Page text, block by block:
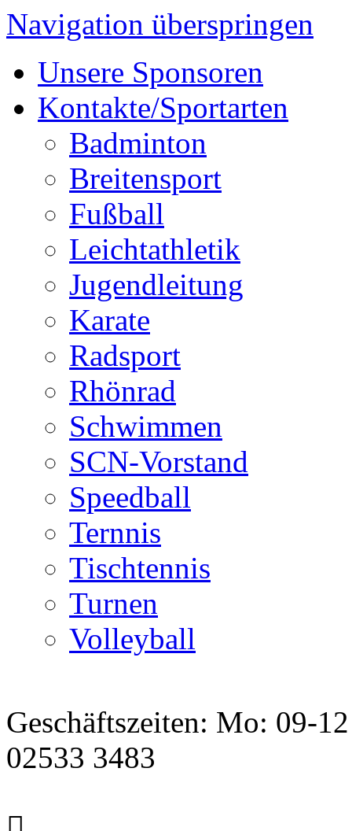
Navigation überspringen
Unsere Sponsoren
Kontakte/Sportarten
Badminton
Breitensport
Fußball
Leichtathletik
Jugendleitung
Karate
Radsport
Rhönrad
Schwimmen
SCN-Vorstand
Speedball
Ternnis
Tischtennis
Turnen
Volleyball
Geschäftszeiten: Mo: 09-
02533 3483